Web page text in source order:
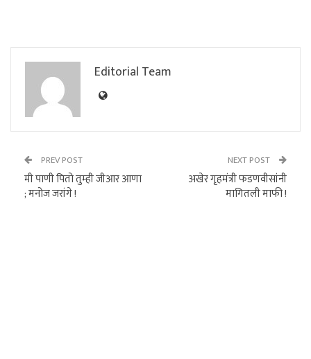
Editorial Team
PREV POST
मी पाणी पितो तुम्ही जीआर आणा
; मनोज जरांगे !
NEXT POST
अखेर गृहमंत्री फडणवीसांनी
मागितली माफी !